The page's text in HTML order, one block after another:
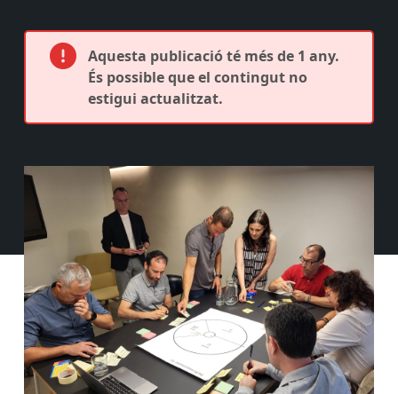
Aquesta publicació té més de 1 any.
És possible que el contingut no
estigui actualitzat.